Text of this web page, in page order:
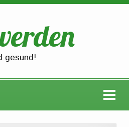
gesund!